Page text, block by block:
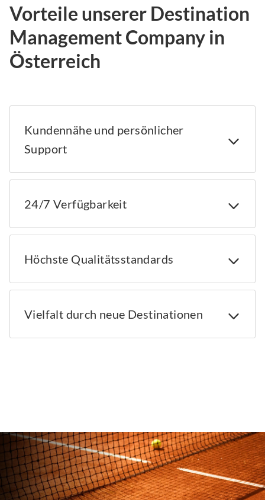
Vorteile unserer Destination
Management Company in
Österreich
Kundennähe und persönlicher
Support
24/7 Verfügbarkeit
Höchste Qualitätsstandards
Vielfalt durch neue Destinationen